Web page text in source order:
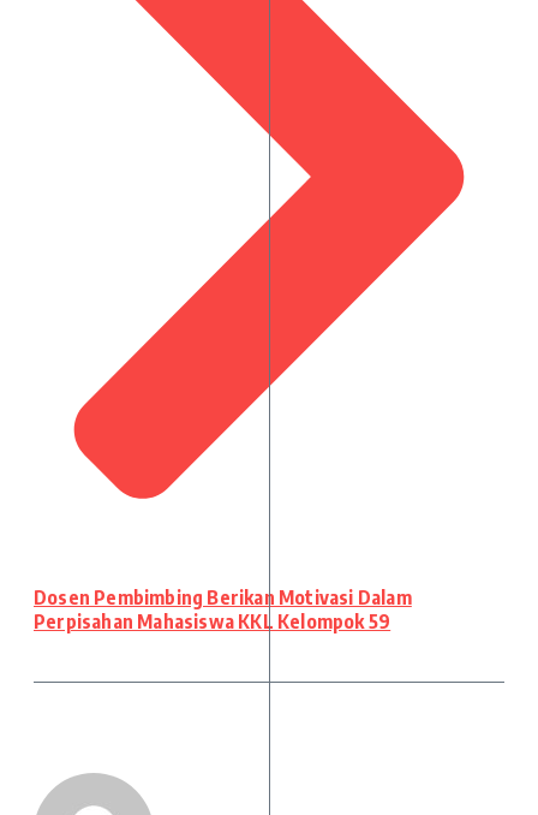
Dosen Pembimbing Berikan Motivasi Dalam
Perpisahan Mahasiswa KKL Kelompok 59